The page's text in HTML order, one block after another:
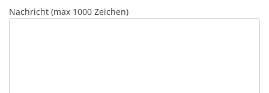
Nachricht (max 1000 Zeichen)